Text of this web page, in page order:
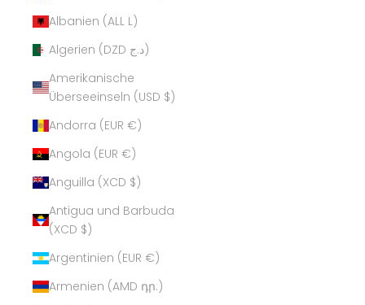
Albanien (ALL L)
Algerien (DZD د.ج)
Amerikanische
Überseeinseln (USD $)
Andorra (EUR €)
Angola (EUR €)
Anguilla (XCD $)
Antigua und Barbuda
(XCD $)
Argentinien (EUR €)
Armenien (AMD դր.)